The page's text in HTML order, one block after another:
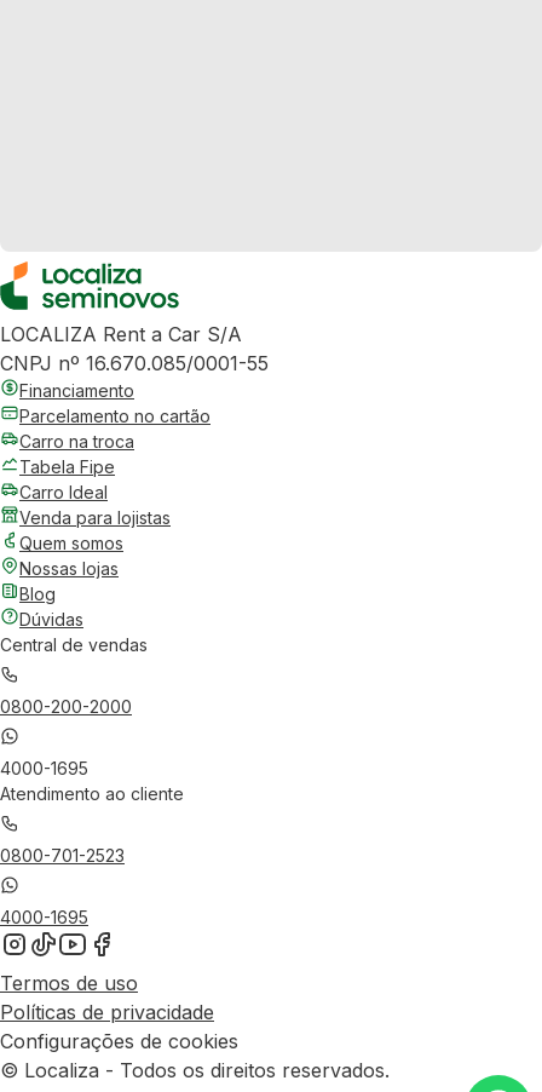
LOCALIZA Rent a Car S/A
CNPJ nº 16.670.085/0001-55
Financiamento
Parcelamento no cartão
Carro na troca
Tabela Fipe
Carro Ideal
Venda para lojistas
Quem somos
Nossas lojas
Blog
Dúvidas
Central de vendas
0800-200-2000
4000-1695
Atendimento ao cliente
0800-701-2523
4000-1695
Termos de uso
Políticas de privacidade
Configurações de cookies
© Localiza - Todos os direitos reservados.